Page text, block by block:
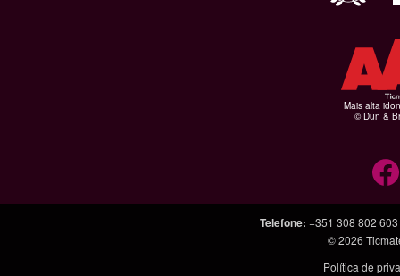
Mais alta
© Dun &
Telefone: +351 308 802 603
© 2026
Política de